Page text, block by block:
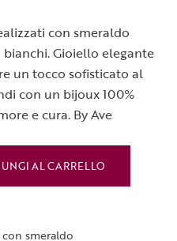
con smeraldo
Gioiello elegante
un tocco sofisticato al
con un bijoux 100%
e cura. By Ave
AL CARRELLO
smeraldo